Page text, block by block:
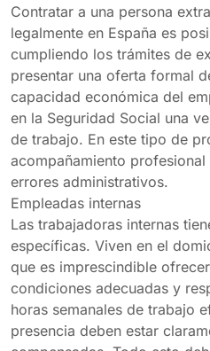
Contratar a una persona
legalmente en España es
cumpliendo los trámites de
presentar una oferta formal
capacidad económica del
en la Seguridad Social una
de trabajo. En este tipo de
acompañamiento
errores administrativos.
Empleadas internas
Las trabajadoras internas
específicas. Viven en el
que es imprescindible
condiciones adecuadas y
horas semanales de trabajo
presencia deben estar